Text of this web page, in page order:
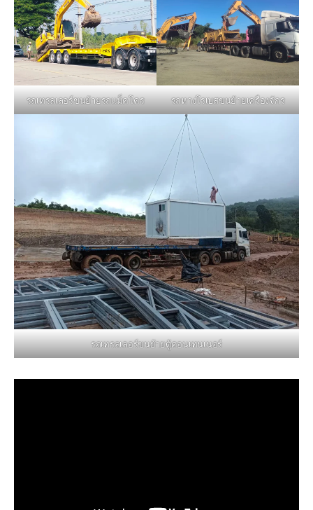
รถเทรลเลอร์ขนย้ายรถแม็คโคร รถหางโรเบสขนย้ายเครื่องจักร
รถเทรลเลอร์ขนย้ายตู้คอนเทนเนอร์